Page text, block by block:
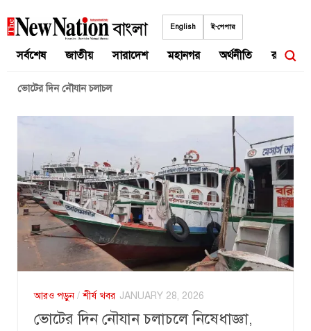
to
English ই-পেপার
সর্বশেষ জাতীয় সারাদেশ মহানগর অর্থনীতি রাজনীতি
ভোটের দিন নৌযান চলাচল
আরও পড়ুন/শীর্ষ খবর JANUARY 28, 2026
ভোটের দিন নৌযান চলাচলে নিষেধাজ্ঞা,